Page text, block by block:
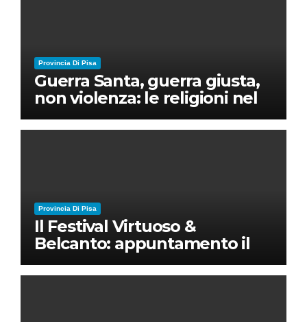
Provincia Di Pisa
Guerra Santa, guerra giusta,
non violenza: le religioni nel
nuovo disordine mondiale
Provincia Di Pisa
Il Festival Virtuoso &
Belcanto: appuntamento il
28 luglio a Palazzo Blu con
Ruben Micieli